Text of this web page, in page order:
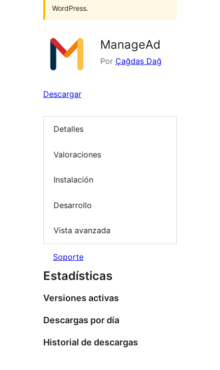
WordPress.
ManageAd
Por Çağdaş Dağ
Descargar
Detalles
Valoraciones
Instalación
Desarrollo
Vista avanzada
Soporte
Estadísticas
Versiones activas
Descargas por día
Historial de descargas